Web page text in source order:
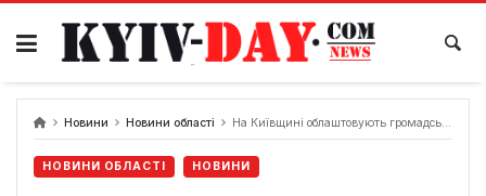
Перейти
вмісту
Новини Новини області На Київщині облаштовують громадський простір з амфітеатром
НОВИНИ ОБЛАСТІ НОВИНИ